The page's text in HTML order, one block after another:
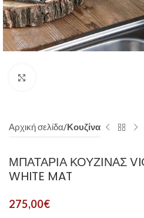
Αρχική σελίδα Κουζίνα
ΜΠΑΤΑΡΊΑ ΚΟΥΖΊΝΑΣ
WHITE MAT
275,00€